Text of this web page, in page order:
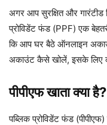
अगर आप सुरक्षित और गारंटीड
प्रोविडेंट फंड (PPF) एक
कि आप घर बैठे ऑनलाइन
अकाउंट कैसे खोलें, इसके लिए
पीपीएफ खाता क्या
पब्लिक प्रोविडेंट फंड